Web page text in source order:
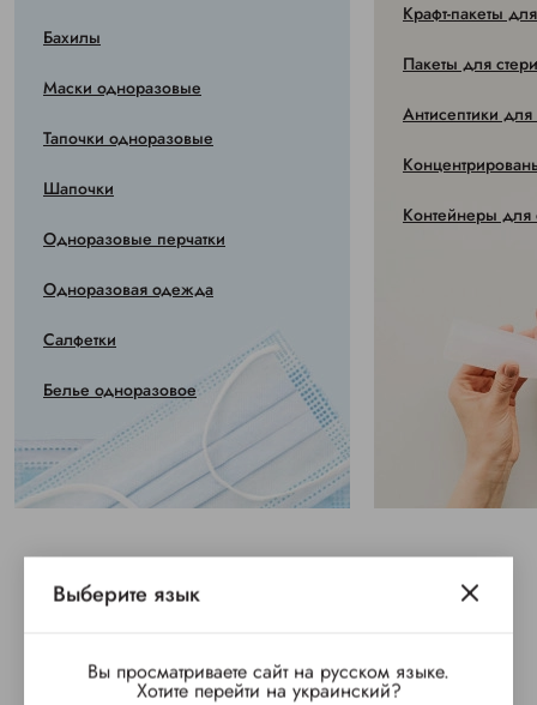
Бахилы
Маски одноразовые
Тапочки одноразовые
Шапочки
Одноразовые перчатки
Одноразовая одежда
Салфетки
Белье одноразовое
Крафт-пакеты
Пакеты для
Антисептики для
Контейнеры для
Выберите язык
Вы просматриваете сайт на русском языке.
Хотите перейти на украинский?